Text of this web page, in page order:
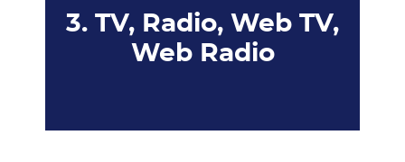
3. TV, Radio, Web TV,
Web Radio